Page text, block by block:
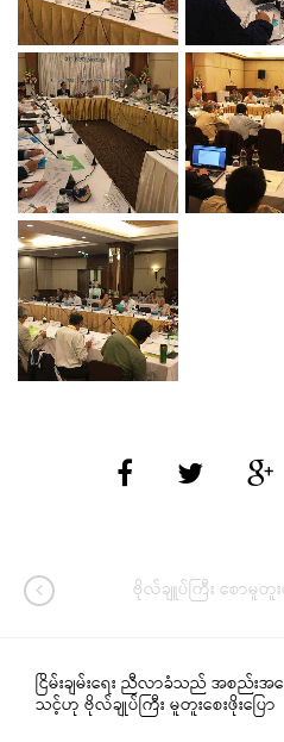
ဗိုလ်ချူပ်ကြီး စောမူတူး
ငြိမ်းချမ်းရေး ညီလာခံသည် အစည်းအဝ
သင့်ဟု ဗိုလ်ချုပ်ကြီး မူတူးစေးဖိုးပြော